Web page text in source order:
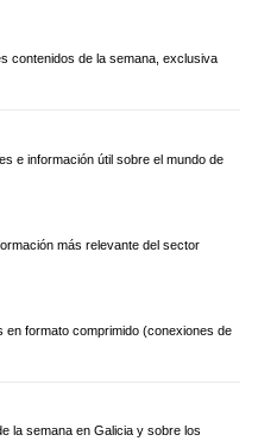
contenidos de la semana, exclusiva
e información útil sobre el mundo de
más relevante del sector
en formato comprimido (conexiones de
la semana en Galicia y sobre los